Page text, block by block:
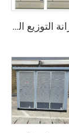
خزانة التوزيع الكهربائي منخفضة الجهد من نوع GGD